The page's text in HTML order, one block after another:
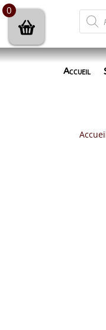
de
Accueil
0